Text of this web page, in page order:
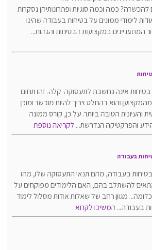
להכשרה? כמה וכמה סוגיות ופתרונותיהן נסקרות
לימודי ממונים על בטיחות בעבודה שהינו
המתעניינים במקצועות הבטיחות והגהות...
בטיחות אינה נחשבת לתעסוקה קלה. זהו תחום
והוא בהחלט צריך להיות מוכשר ומוכן
והעיונית הטובה ביותר. על כן, קורס ממונה
והפרקטיקה הנדרשת... לקריאה נוספת
בעבודה
בעבודה, מהם תנאי התעסוקה שלו, מהו
מתאים להשתלב בהם, האם הלימודים מפוקחים על
וכדומה... מגוון רחב של שאלות אודות מסלול לימוד
בעבודה... המשיכו לקרוא